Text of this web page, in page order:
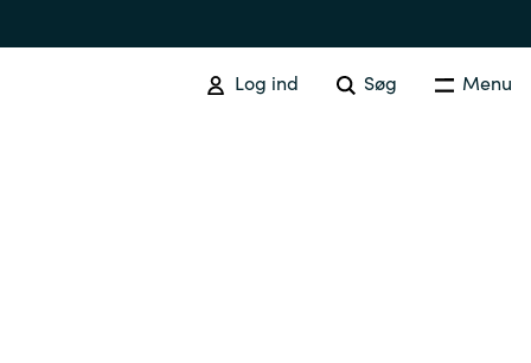
Log ind Søg Menu